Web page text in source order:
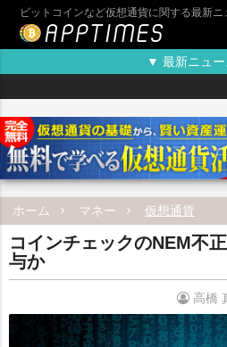
ビットコインなど仮想通貨に関する最新ニ
▼ 最新ニュ
ホーム マネー 仮想通貨
コインチェックのNEM不
与か
高橋